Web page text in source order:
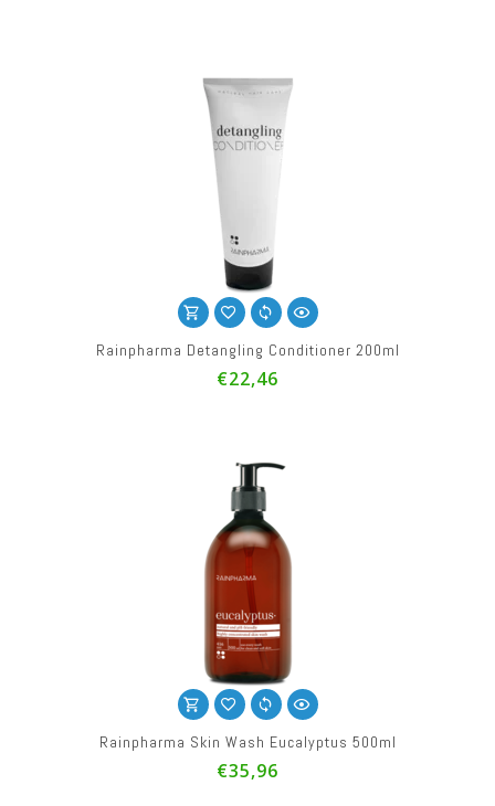
Rainpharma Detangling Conditioner 200ml
€22,46
Rainpharma Skin Wash Eucalyptus 500ml
€35,96